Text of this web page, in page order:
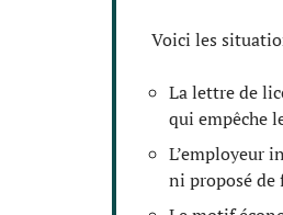
Voici les
La lettre de
qui empêche
L’employeur
ni proposé de